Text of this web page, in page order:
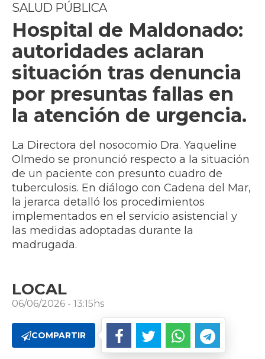
SALUD PÚBLICA
Hospital de Maldonado:
autoridades aclaran
situación tras denuncia
por presuntas fallas en
la atención de urgencia.
La Directora del nosocomio Dra. Yaqueline
Olmedo se pronunció respecto a la situación
de un paciente con presunto cuadro de
tuberculosis. En diálogo con Cadena del Mar,
la jerarca detalló los procedimientos
implementados en el servicio asistencial y
las medidas adoptadas durante la
madrugada.
LOCAL
06/06/2026 - 13:15hs
COMPARTIR